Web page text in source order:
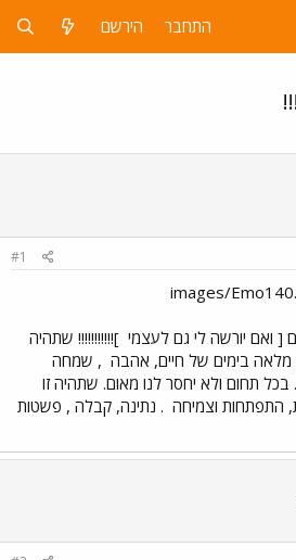
התחבר הירשם
#1
[ ואם יורשה לי גם לעצמי ]!!!!!!!!!!! שתהיה
בימים של חיים, אהבה , שמחה
בכל תחום ולא יחסר לנו מאום. שתהיה זו
וצמיחה . נתינה, קבלה , פשטות